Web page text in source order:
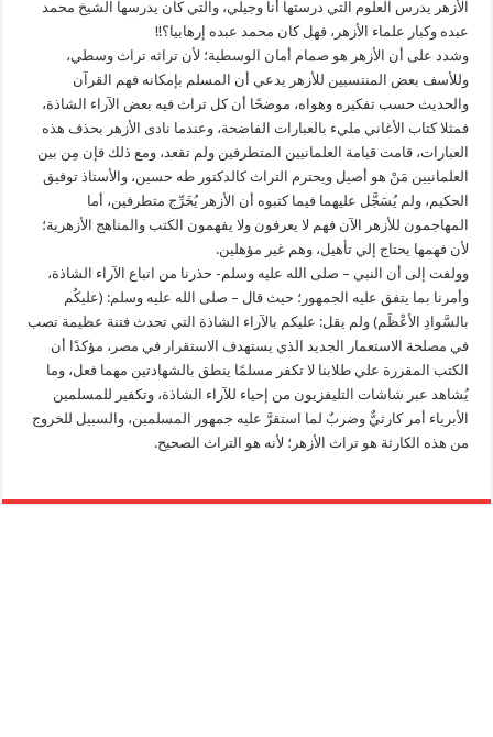
الأزهر يدرس العلوم التي درستها أنا وجيلي، والتي كان يدرسها الشيخ محمد
عبده وكبار علماء الأزهر، فهل كان محمد عبده إرهابيا؟!!
وشدد على أن الأزهر هو صمام أمان الوسطية؛ لأن تراثه تراث وسطي،
وللأسف بعض المنتسبين للأزهر يدعي أن المسلم بإمكانه فهم القرآن
والحديث حسب تفكيره وهواه، موضحًا أن كل تراث فيه بعض الآراء الشاذة،
فمثلا كتاب الأغاني مليء بالعبارات الفاضحة، وعندما نادى الأزهر بحذف هذه
العبارات، قامت قيامة العلمانيين المتطرفين ولم تقعد، ومع ذلك فإن مِن بين
العلمانيين مَنْ هو أصيل ويحترم التراث كالدكتور طه حسين، والأستاذ توفيق
الحكيم، ولم يُسَجَّل عليهما فيما كتبوه أن الأزهر يُخَرِّج متطرفين، أما
المهاجمون للأزهر الآن فهم لا يعرفون ولا يفهمون الكتب والمناهج الأزهرية؛
لأن فهمها يحتاج إلي تأهيل، وهم غير مؤهلين.
وولفت إلى أن النبي – صلى الله عليه وسلم- حذرنا من اتباع الآراء الشاذة،
وأمرنا بما يتفق عليه الجمهور؛ حيث قال – صلى الله عليه وسلم: (عليكُم
بالسَّوادِ الأعْظَم) ولم يقل: عليكم بالآراء الشاذة التي تحدث فتنة عظيمة تصب
في مصلحة الاستعمار الجديد الذي يستهدف الاستقرار في مصر، مؤكدًا أن
الكتب المقررة علي طلابنا لا تكفر مسلمًا ينطق بالشهادتين مهما فعل، وما
يُشاهد عبر شاشات التليفزيون من إحياء للآراء الشاذة، وتكفير للمسلمين
الأبرياء أمر كارثيٌّ وضربٌ لما استقرَّ عليه جمهور المسلمين، والسبيل للخروج
من هذه الكارثة هو تراث الأزهر؛ لأنه هو التراث الصحيح.